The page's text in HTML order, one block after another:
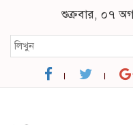
শুক্রবার, ০৭